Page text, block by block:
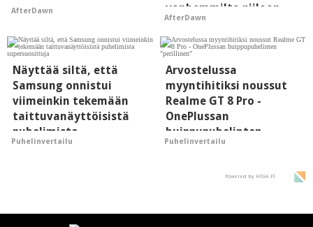
AfterDawn
vanhemmilta piiloon
AfterDawn
Näyttää siltä, että
Samsung onnistui
viimeinkin tekemään
taittuvanäyttöisistä
puhelimista
supersuosittuja
Puhelinvertailu
Arvostelussa
myyntihitiksi noussut
Realme GT 8 Pro -
OnePlussan
huippupuhelinten
"perillinen"
Puhelinvertailu
Powered by HIGH.FI